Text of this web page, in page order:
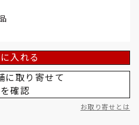
入れる
に取り寄せて
確認
お取り寄せとは